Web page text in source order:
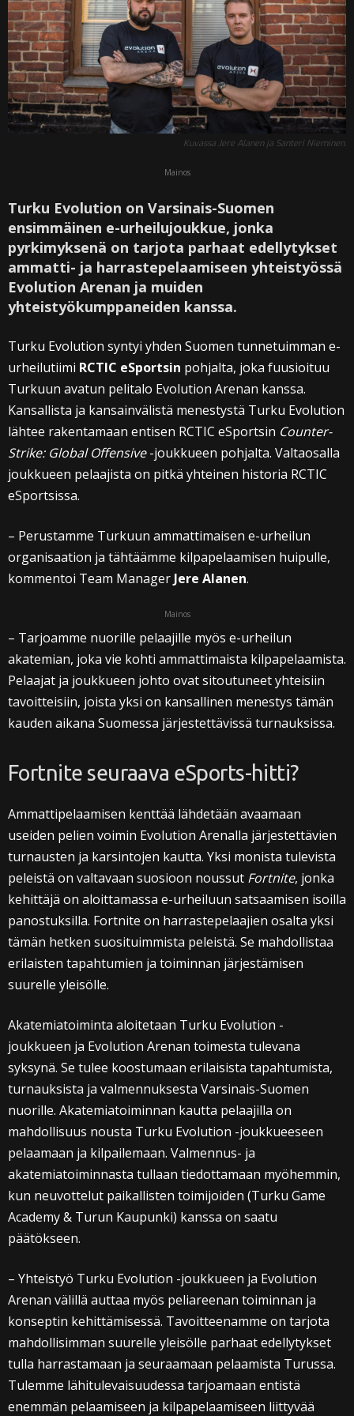
Kuvassa Jere Alanen ja Santeri Nieminen.
Mainos
Turku Evolution on Varsinais-Suomen
ensimmäinen e-urheilujoukkue, jonka
pyrkimyksenä on tarjota parhaat edellytykset
ammatti- ja harrastepelaamiseen yhteistyössä
Evolution Arenan ja muiden
yhteistyökumppaneiden kanssa.
Turku Evolution syntyi yhden Suomen tunnetuimman e-
urheilutiimi RCTIC eSportsin pohjalta, joka fuusioituu
Turkuun avatun pelitalo Evolution Arenan kanssa.
Kansallista ja kansainvälistä menestystä Turku Evolution
lähtee rakentamaan entisen RCTIC eSportsin Counter-
Strike: Global Offensive-joukkueen pohjalta. Valtaosalla
joukkueen pelaajista on pitkä yhteinen historia RCTIC
eSportsissa.
– Perustamme Turkuun ammattimaisen e-urheilun
organisaation ja tähtäämme kilpapelaamisen huipulle,
kommentoi Team Manager Jere Alanen.
Mainos
– Tarjoamme nuorille pelaajille myös e-urheilun
akatemian, joka vie kohti ammattimaista kilpapelaamista.
Pelaajat ja joukkueen johto ovat sitoutuneet yhteisiin
tavoitteisiin, joista yksi on kansallinen menestys tämän
kauden aikana Suomessa järjestettävissä turnauksissa.
Fortnite seuraava eSports-hitti?
Ammattipelaamisen kenttää lähdetään avaamaan
useiden pelien voimin Evolution Arenalla järjestettävien
turnausten ja karsintojen kautta. Yksi monista tulevista
peleistä on valtavaan suosioon noussut Fortnite, jonka
kehittäjä on aloittamassa e-urheiluun satsaamisen isoilla
panostuksilla. Fortnite on harrastepelaajien osalta yksi
tämän hetken suosituimmista peleistä. Se mahdollistaa
erilaisten tapahtumien ja toiminnan järjestämisen
suurelle yleisölle.
Akatemiatoiminta aloitetaan Turku Evolution -
joukkueen ja Evolution Arenan toimesta tulevana
syksynä. Se tulee koostumaan erilaisista tapahtumista,
turnauksista ja valmennuksesta Varsinais-Suomen
nuorille. Akatemiatoiminnan kautta pelaajilla on
mahdollisuus nousta Turku Evolution -joukkueeseen
pelaamaan ja kilpailemaan. Valmennus- ja
akatemiatoiminnasta tullaan tiedottamaan myöhemmin,
kun neuvottelut paikallisten toimijoiden (Turku Game
Academy & Turun Kaupunki) kanssa on saatu
päätökseen.
– Yhteistyö Turku Evolution -joukkueen ja Evolution
Arenan välillä auttaa myös peliareenan toiminnan ja
konseptin kehittämisessä. Tavoitteenamme on tarjota
mahdollisimman suurelle yleisölle parhaat edellytykset
tulla harrastamaan ja seuraamaan pelaamista Turussa.
Tulemme lähitulevaisuudessa tarjoamaan entistä
enemmän pelaamiseen ja kilpapelaamiseen liittyvää